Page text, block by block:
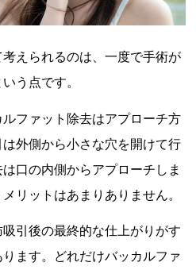
えられるのは、一度で手術が
う点です。
ファット除去はアプローチ方
外側から小さな穴を開けて行
口の内側からアプローチしま
リットはあまりありません。
引後の最終的な仕上がりがす
ます。どれだけバッカルファ